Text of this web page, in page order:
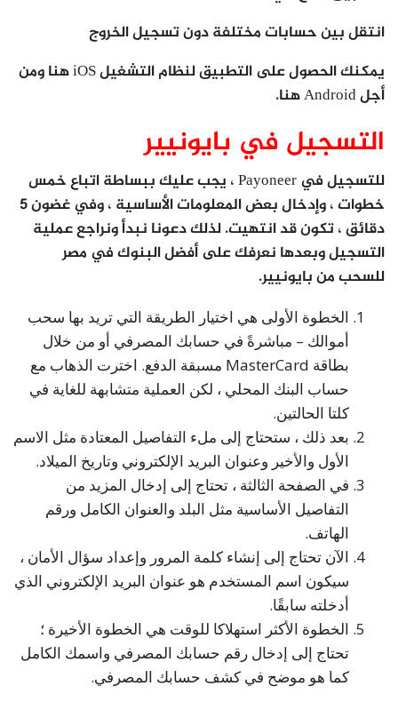
انتقل بين حسابات مختلفة دون تسجيل الخروج
يمكنك الحصول على التطبيق لنظام التشغيل iOS هنا ومن
أجل Android هنا.
التسجيل في بايونيير
للتسجيل في Payoneer ، يجب عليك ببساطة اتباع خمس
خطوات ، وإدخال بعض المعلومات الأساسية ، وفي غضون 5
دقائق ، تكون قد انتهيت. لذلك دعونا نبدأ ونراجع عملية
التسجيل وبعدها نعرفك على أفضل البنوك في مصر
للسحب من بايونيير.
الخطوة الأولى هي اختيار الطريقة التي تريد بها سحب
أموالك – مباشرةً في حسابك المصرفي أو من خلال
بطاقة MasterCard مسبقة الدفع. اخترت الذهاب مع
حساب البنك المحلي ، لكن العملية متشابهة للغاية في
كلتا الحالتين.
بعد ذلك ، ستحتاج إلى ملء التفاصيل المعتادة مثل الاسم
الأول والأخير وعنوان البريد الإلكتروني وتاريخ الميلاد.
في الصفحة الثالثة ، تحتاج إلى إدخال المزيد من
التفاصيل الأساسية مثل البلد والعنوان الكامل ورقم
الهاتف.
الآن تحتاج إلى إنشاء كلمة المرور وإعداد سؤال الأمان ،
سيكون اسم المستخدم هو عنوان البريد الإلكتروني الذي
أدخلته سابقًا.
الخطوة الأكثر استهلاكا للوقت هي الخطوة الأخيرة ؛
تحتاج إلى إدخال رقم حسابك المصرفي واسمك الكامل
كما هو موضح في كشف حسابك المصرفي.